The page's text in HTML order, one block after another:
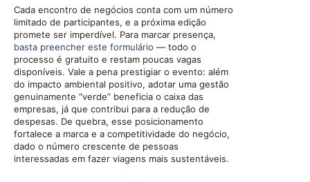
Cada encontro de negócios conta com um número
limitado de participantes, e a próxima edição
promete ser imperdível. Para marcar presença,
basta preencher este formulário — todo o
processo é gratuito e restam poucas vagas
disponíveis. Vale a pena prestigiar o evento: além
do impacto ambiental positivo, adotar uma gestão
genuinamente “verde” beneficia o caixa das
empresas, já que contribui para a redução de
despesas. De quebra, esse posicionamento
fortalece a marca e a competitividade do negócio,
dado o número crescente de pessoas
interessadas em fazer viagens mais sustentáveis.